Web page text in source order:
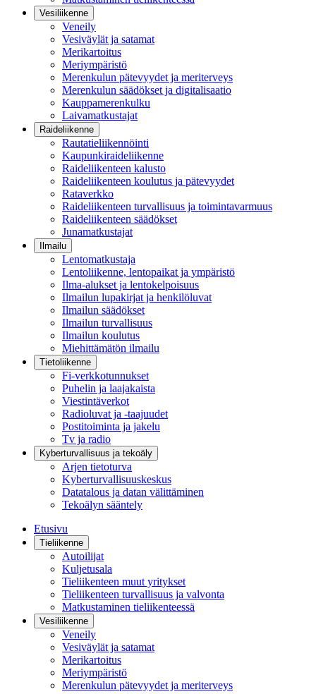
Vesiliikenne
Veneily
Vesiväylät ja satamat
Merikartoitus
Meriympäristö
Merenkulun pätevyydet ja meriterveys
Merenkulun säädökset ja digitalisaatio
Kauppamerenkulku
Laivamatkustajat
Raideliikenne
Rautatieliikennöinti
Kaupunkiraideliikenne
Raideliikenteen kalusto
Raideliikenteen koulutus ja pätevyydet
Rataverkko
Raideliikenteen turvallisuus ja toimintavarmuus
Raideliikenteen säädökset
Junamatkustajat
Ilmailu
Lentomatkustaja
Lentoliikenne, lentopaikat ja ympäristö
Ilma-alukset ja lentokelpoisuus
Ilmailun lupakirjat ja henkilöluvat
Ilmailun säädökset
Ilmailun turvallisuus
Ilmailun koulutus
Miehittämätön ilmailu
Tietoliikenne
Fi-verkkotunnukset
Puhelin ja laajakaista
Viestintäverkot
Radioluvat ja -taajuudet
Postitoiminta ja jakelu
Tv ja radio
Kyberturvallisuus ja tekoäly
Arjen tietoturva
Kyberturvallisuuskeskus
Datatalous ja datan välittäminen
Tekoälyn sääntely
Etusivu
Tieliikenne
Autoilijat
Kuljetusala
Tieliikenteen muut yritykset
Tieliikenteen turvallisuus ja valvonta
Matkustaminen tieliikenteessä
Vesiliikenne
Veneily
Vesiväylät ja satamat
Merikartoitus
Meriympäristö
Merenkulun pätevyydet ja meriterveys